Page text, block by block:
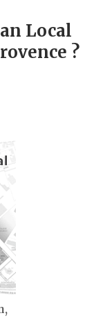
Local
?